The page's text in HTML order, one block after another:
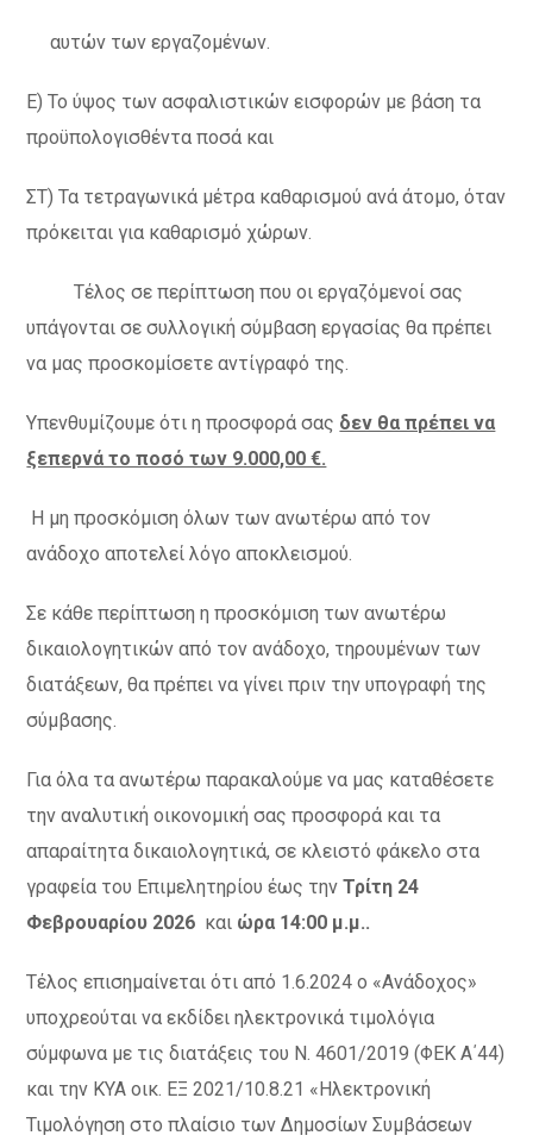
αυτών των εργαζομένων.
Ε) Το ύψος των ασφαλιστικών εισφορών με βάση τα
προϋπολογισθέντα ποσά και
ΣΤ) Τα τετραγωνικά μέτρα καθαρισμού ανά άτομο, όταν
πρόκειται για καθαρισμό χώρων.
Τέλος σε περίπτωση που οι εργαζόμενοί σας
υπάγονται σε συλλογική σύμβαση εργασίας θα πρέπει
να μας προσκομίσετε αντίγραφό της.
Υπενθυμίζουμε ότι η προσφορά σας δεν θα πρέπει να
ξεπερνά το ποσό των 9.000,00 €.
Η μη προσκόμιση όλων των ανωτέρω από τον
ανάδοχο αποτελεί λόγο αποκλεισμού.
Σε κάθε περίπτωση η προσκόμιση των ανωτέρω
δικαιολογητικών από τον ανάδοχο, τηρουμένων των
διατάξεων, θα πρέπει να γίνει πριν την υπογραφή της
σύμβασης.
Για όλα τα ανωτέρω παρακαλούμε να μας καταθέσετε
την αναλυτική οικονομική σας προσφορά και τα
απαραίτητα δικαιολογητικά, σε κλειστό φάκελο στα
γραφεία του Επιμελητηρίου έως τηνΤρίτη 24
Φεβρουαρίου 2026 και ώρα 14:00 μ.μ..
Τέλος επισημαίνεται ότι από 1.6.2024 ο «Ανάδοχος»
υποχρεούται να εκδίδει ηλεκτρονικά τιμολόγια
σύμφωνα με τις διατάξεις του Ν. 4601/2019 (ΦΕΚ Α΄44)
και την ΚΥΑ οικ. ΕΞ 2021/10.8.21 «Ηλεκτρονική
Τιμολόγηση στο πλαίσιο των Δημοσίων Συμβάσεων